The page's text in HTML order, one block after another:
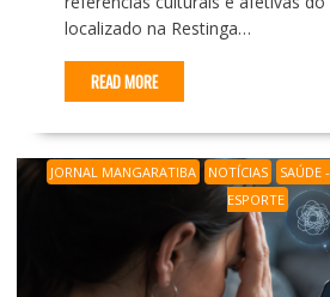
localizado na Restinga…
READ MORE
JORNAL MANGARATIBA NOTÍCIAS
SAÚDE
ESPORTE